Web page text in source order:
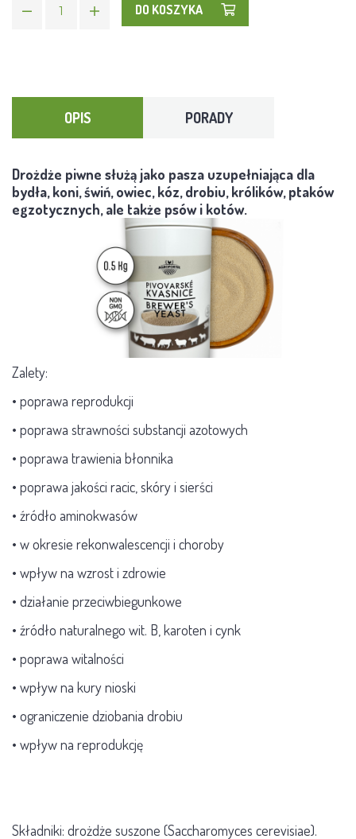
DO KOSZYKA
OPIS PORADY
Drożdże piwne służą jako pasza uzupełniająca dla
bydła, koni, świń, owiec, kóz, drobiu, królików, ptaków
egzotycznych, ale także psów i kotów.
Zalety:
• poprawa reprodukcji
• poprawa strawności substancji azotowych
• poprawa trawienia błonnika
• poprawa jakości racic, skóry i sierści
• źródło aminokwasów
• w okresie rekonwalescencji i choroby
• wpływ na wzrost i zdrowie
• działanie przeciwbiegunkowe
• źródło naturalnego wit. B, karoten i cynk
• poprawa witalności
• wpływ na kury nioski
• ograniczenie dziobania drobiu
• wpływ na reprodukcję
Składniki: drożdże suszone (Saccharomyces cerevisiae).